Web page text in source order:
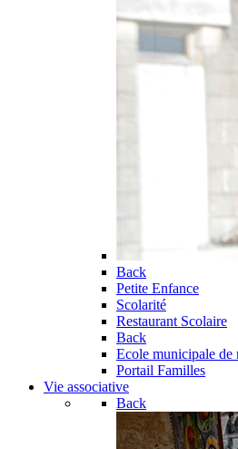
Back
Petite Enfance
Scolarité
Restaurant Scolaire
Back
Ecole municipale de
Portail Familles
Vie associative
Back